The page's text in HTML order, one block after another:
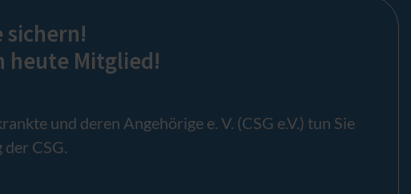
heute Mitglied!
und deren Angehörige e. V. (CSG e.V.) tun Sie
CSG.